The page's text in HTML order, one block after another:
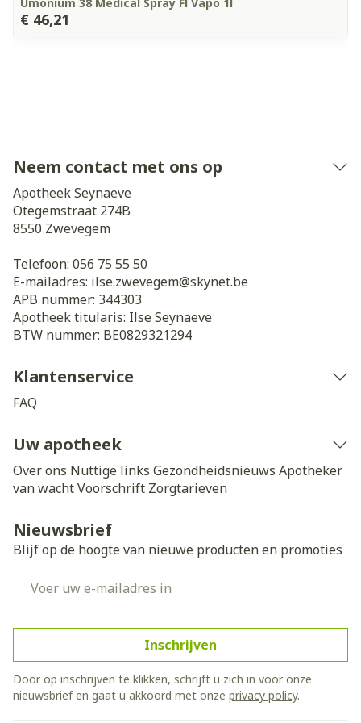
€ 46,21
Neem contact met ons op
Apotheek Seynaeve
Otegemstraat 274B
8550 Zwevegem
Telefoon: 056 75 55 50
E-mailadres: ilse.zwevegem@skynet.be
APB nummer: 344303
Apotheek titularis: Ilse Seynaeve
BTW nummer: BE0829321294
Klantenservice
FAQ
Uw apotheek
Over ons Nuttige links Gezondheidsnieuws Apotheker
van wachtVoorschrift Zorgtarieven
Nieuwsbrief
Blijf op de hoogte van nieuwe producten en promoties
Inschrijven
Door op inschrijven te klikken, schrijft u zich in voor onze
nieuwsbrief en gaat u akkoord met onze privacy policy.